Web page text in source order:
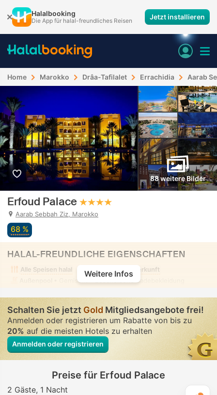
Halalbooking
Die App für halal-freundliches Reisen Jetzt installieren
Home Marokko Drâa-Tafilalet Errachidia Aarab
88 weitere Bilder
Erfoud Palace
Aarab Sebbah Ziz, Marokko
68 %
HALAL-FREUNDLICHE EIGENSCHAFTEN
Alle Speisen halal
Alkoholfreie Unterkunft
• Gemischt • Bescheidene Badebekleidung
Weitere Infos
Schalten Sie jetzt Gold Mitgliedsangebote frei!
Anmelden oder registrieren um Rabatte von bis zu
20%auf die meisten Hotels zu erhalten
Anmelden oder registrieren
Preise für Erfoud Palace
2 Gäste 1 Nacht